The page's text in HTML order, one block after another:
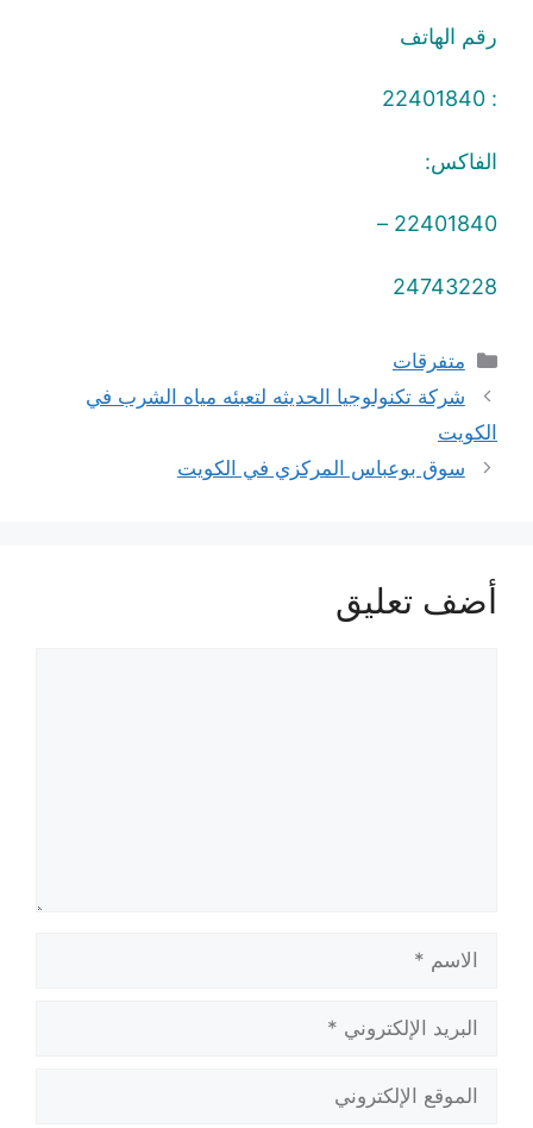
رقم الهاتف
: 22401840
الفاكس:
22401840 –
24743228
التصنيفات
متفرقات
شركة تكنولوجيا الحديثه لتعبئه مياه الشرب في
الكويت
سوق بوعباس المركزي في الكويت
أضف تعليق
الإلكتروني
الإلكتروني